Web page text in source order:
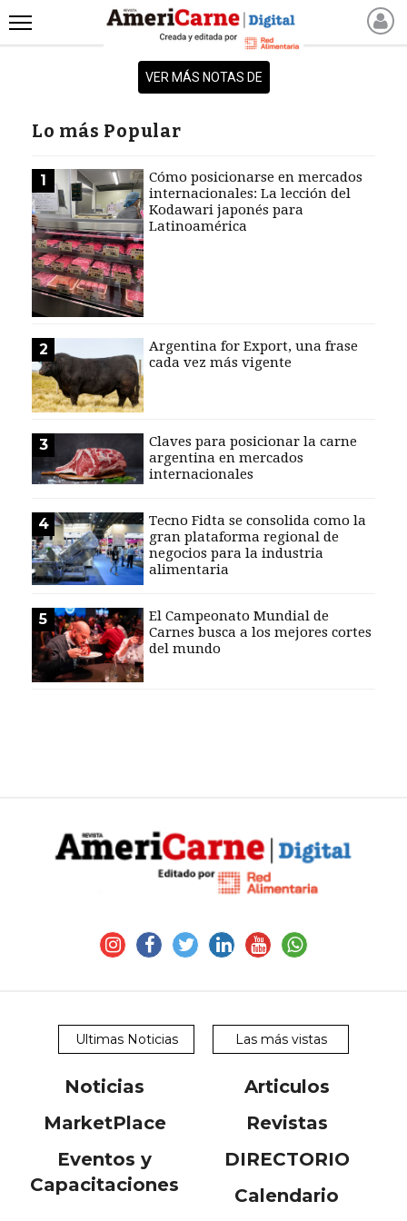
NOTICIAS RECIENTES
NOTICIAS
PRODUCCIÓN
PROCESO
PRODUCTO
NUEVOS PRODUCTOS
MARKETPLACE
REVISTAS
REVISTAS
CATÁLOGO DE CORTES
DE CARNE VACUNA
CAPACITACIONES
DIRECTORIO
MEDIA KIT
TEMAS DESTACADOS
CARNE
FRIGORIFICO
VACAS
INVESTIGACIÓN
TÉRMINOS
CONDICIONES
MAPA
SOMOS
VER MÁS NOTAS DE
Lo más Popular
1
Cómo posicionarse en mercados
internacionales: La lección del
Kodawari japonés para
Latinoamérica
2
Argentina for Export, una frase
cada vez más vigente
3
Claves para posicionar la carne
argentina en mercados
internacionales
4
Tecno Fidta se consolida como la
gran plataforma regional de
negocios para la industria
alimentaria
5
El Campeonato Mundial de
Carnes busca a los mejores cortes
del mundo
Ultimas Noticias Las más vistas
Noticias
Articulos
MarketPlace
Revistas
Eventos y
Capacitaciones
DIRECTORIO
Calendario